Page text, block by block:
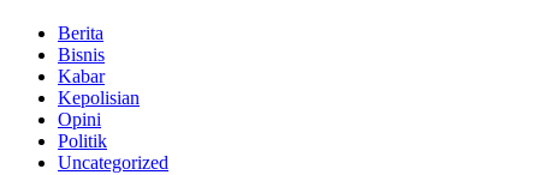
Berita
Bisnis
Kabar
Kepolisian
Opini
Politik
Uncategorized